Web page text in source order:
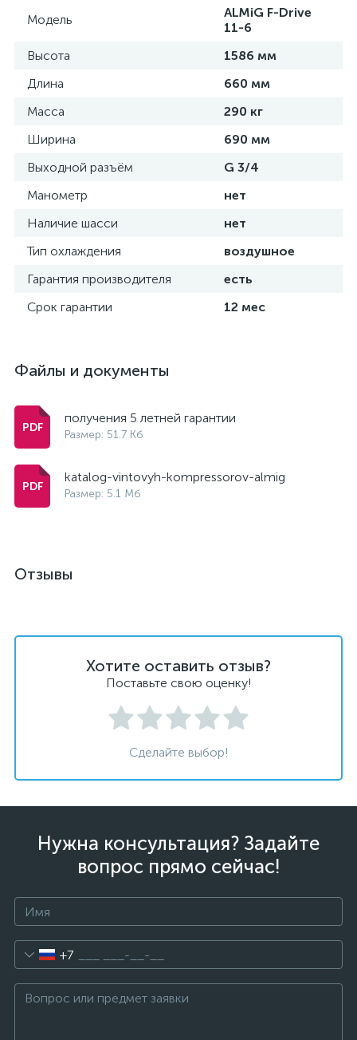
Модель
ALMiG F-Drive
11-6
Высота
1586 мм
Длина
660 мм
Масса
290 кг
Ширина
690 мм
Выходной разъём
G 3/4
Манометр
нет
Наличие шасси
нет
Тип охлаждения
воздушное
Гарантия производителя
есть
Срок гарантии
12 мес
Файлы и документы
получения 5 летней гарантии
Размер: 51.7 Кб
katalog-vintovyh-kompressorov-almig
Размер: 5.1 Мб
Отзывы
Хотите оставить отзыв?
Поставьте свою оценку!
Сделайте выбор!
Нужна консультация? Задайте
вопрос прямо сейчас!
+7